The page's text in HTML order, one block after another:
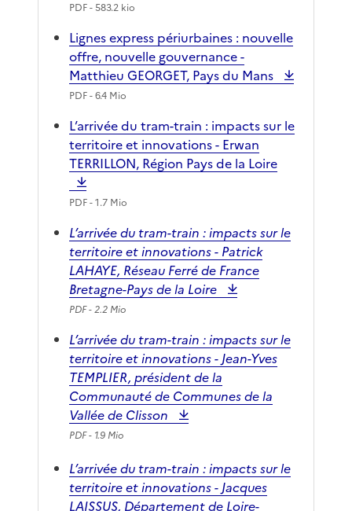
PDF- 583.2 kio
Lignes express périurbaines : nouvelle
offre, nouvelle gouvernance -
Matthieu GEORGET, Pays du Mans
PDF- 6.4 Mio
L’arrivée du tram-train : impacts sur le
territoire et innovations - Erwan
TERRILLON, Région Pays de la Loire
PDF- 1.7 Mio
L’arrivée du tram-train : impacts sur le
territoire et innovations - Patrick
LAHAYE, Réseau Ferré de France
Bretagne-Pays de la Loire
PDF- 2.2 Mio
L’arrivée du tram-train : impacts sur le
territoire et innovations - Jean-Yves
TEMPLIER, président de la
Communauté de Communes de la
Vallée de Clisson
PDF- 1.9 Mio
L’arrivée du tram-train : impacts sur le
territoire et innovations - Jacques
LAISSUS, Département de Loire-